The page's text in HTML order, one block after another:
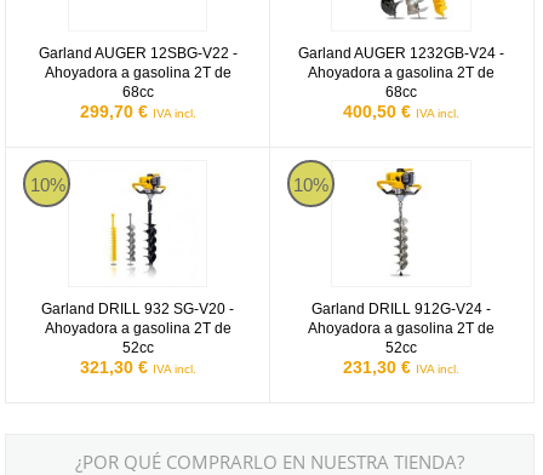
Garland AUGER 12SBG-V22 -
Ahoyadora a gasolina 2T de
68cc
299,70 € IVA incl.
Garland AUGER 1232GB-V24 -
Ahoyadora a gasolina 2T de
68cc
400,50 € IVA incl.
10%
Garland DRILL 932 SG-V20 -
Ahoyadora a gasolina 2T de
52cc
321,30 € IVA incl.
Garland DRILL 932SG-V20
10%
Garland DRILL 912G-V24 -
Ahoyadora a gasolina 2T de
52cc
231,30 € IVA incl.
Garland DRILL 912G-V24
¿POR QUÉ COMPRARLO EN NUESTRA TIENDA?